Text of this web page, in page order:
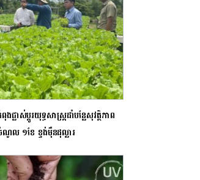
ផ្លាស់ប្តូរយុទ្ធសាស្ត្រដាំបន្លែសុវត្ថិភាព
ល ១ខែ ខ្ទង់ម៉ឺនដុល្លារ